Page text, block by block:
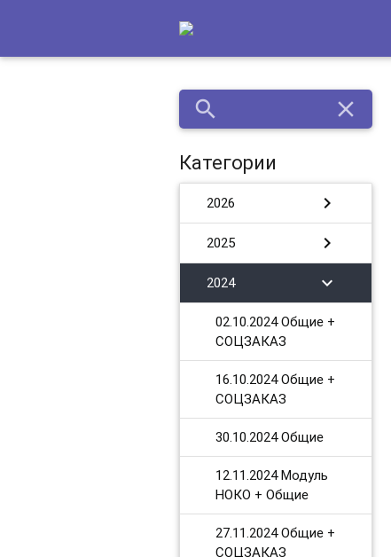
search close
Категории
2026 chevron_right
2025 chevron_right
2024 chevron_right
02.10.2024 Общие +
СОЦЗАКАЗ
16.10.2024 Общие +
СОЦЗАКАЗ
30.10.2024 Общие
12.11.2024 Модуль
НОКО + Общие
27.11.2024 Общие +
СОЦЗАКАЗ